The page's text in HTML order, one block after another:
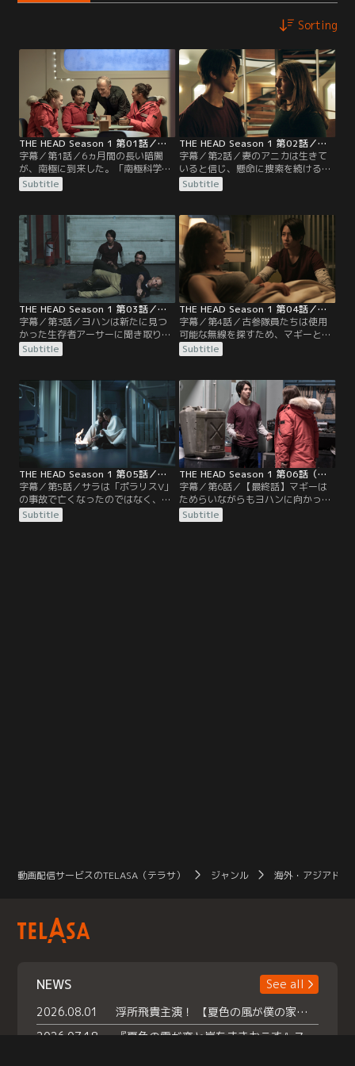
Sorting
THE HEAD Season 1 第01話／字幕
字幕／第1話／6ヵ月間の長い暗闇
が、南極に到来した。「南極科学研
究基地ポラリスVI」では、世界屈指
の生物学者アーサーを含む10名の越
去ることに…。
Subtitle
THE HEAD Season 1 第02話／字幕
字幕／第2話／妻のアニカは生きて
いると信じ、懸命に捜索を続けるヨ
ハン。だが無念にも、激しい嵐のた
め捜索は一旦中止に…。捜索チーム
死亡隊員たちの指を使って携帯電話
のロックを解除し、真相の手がかり
を得ようとするが…。
Subtitle
THE HEAD Season 1 第03話／字幕
字幕／第3話／ヨハンは新たに見つ
かった生存者アーサーに聞き取り調
査を行う。「マギーの話を信じる
な」と話すアーサー。一方、ニルス
時の様子をマギーは、ヨハンに打ち
明ける。ニルスの胸には「V」の字
が刻まれており…。
Subtitle
THE HEAD Season 1 第04話／字幕
字幕／第4話／古参隊員たちは使用
可能な無線を探すため、マギーとア
キを残して、旧基地である「ポラリ
スV」へ行くことを決定。だが、自
察したマギーは、アキを説き伏せ、
みんなを追って「ポラリスV」へ。
Subtitle
THE HEAD Season 1 第05話／字幕
字幕／第5話／サラは「ポラリスV」
の事故で亡くなったのではなく、何
者かに殺されていた…！しかも、サ
ラの遺体を見つけた直後、マギーは
Subtitle
THE HEAD Season 1 第06話（最終話）／字幕
字幕／第6話／【最終話】マギーは
ためらいながらもヨハンに向かっ
て、彼の最愛の妻でもある越冬隊員
アニカから引き出した“告白”につい
Subtitle
動画配信サービスのTELASA（テラサ） ジャンル 海外・アジアドラ
NEWS
See all
2026.08.01
浮所飛貴主演！ 【夏色の風が僕の家にやってきた】 本日よりテラサで独占配信スタート！
2026.07.18
『夏色の雲が恋と嵐をまきおこす』スペシャルメイキング 【Part1】2026年７月18日（土）23時30分～配信スタート！話題のシーンの裏側を大公開！豪華キャスト大集合！ 『武宮家 真夏の家族会議』開催！